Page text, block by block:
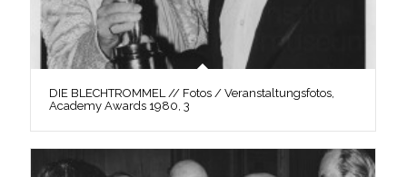
DIE BLECHTROMMEL // Fotos / Veranstaltungsfotos,
Academy Awards 1980, 3